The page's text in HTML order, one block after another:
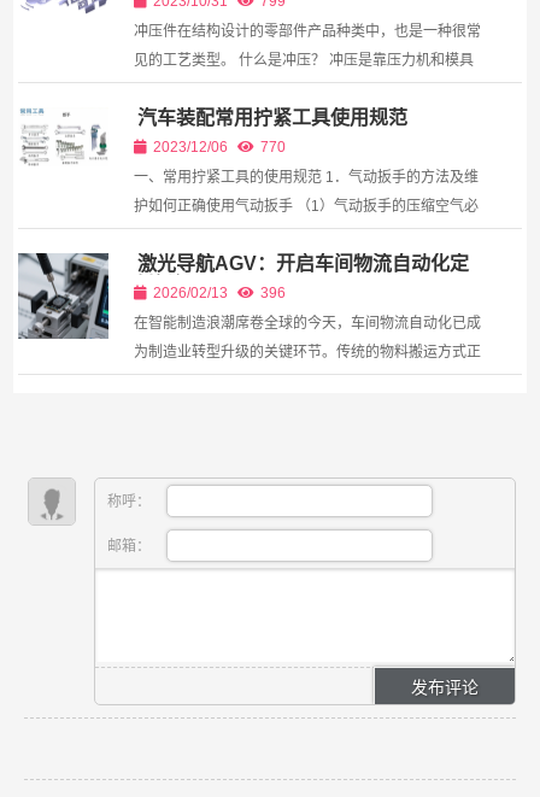
冲压件在结构设计的零部件产品种类中，也是一种很常
见的工艺类型。 什么是冲压？ 冲压是靠压力机和模具
对板材、带材、管材和型材等施加外力，使之产生塑性
变形或分离，从而获得所需形状和尺寸的工件(冲压...
汽车装配常用拧紧工具使用规范
2023/12/06
770
一、常用拧紧工具的使用规范 1．气动扳手的方法及维
护如何正确使用气动扳手 （1）气动扳手的压缩空气必
须经油水分离器清洁和调压器稳压。 （2）使用前，应
接入气源检查各接头处及扳手有无漏气，然后启...
激光导航AGV：开启车间物流自动化定
制新纪元
2026/02/13
396
在智能制造浪潮席卷全球的今天，车间物流自动化已成
为制造业转型升级的关键环节。传统的物料搬运方式正
逐渐被智能化、柔性化的自动导引车（AGV）所取代，
称呼：
邮箱：